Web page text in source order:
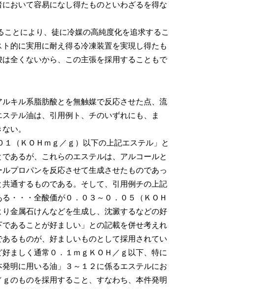
おいて容易になし得たものといわざるを得な
とにより、徒に冷媒の高純度化を追求するこ
的に実用に耐え得る冷凍装置を実現し得たも
全くないから、この主張を採用することもで
キル系脂肪酸とを無触媒で反応させた点、流
テル油は、引用例ト、チのいずれにも、ま
い。
（ＫＯＨｍｇ／ｇ）以下の上記エステル」と
あるが、これらのエステルは、アルコールと
プロパンを反応させて生成させたものであっ
通するものである。そして、引用例チの上記
・・・全酸価が０．０３～０．０５（ＫＯＨ
金属石けんなどを生成し、沈澱するなどの好
あることが好ましい」との記載を併せ考えれ
るものが、好ましいものとして採用されてい
ましく通常０．１ｍｇＫＯＨ／ｇ以下、特に
明に用いる油」３～１２に係るエステルにお
のものを採用すること、すなわち、本件発明